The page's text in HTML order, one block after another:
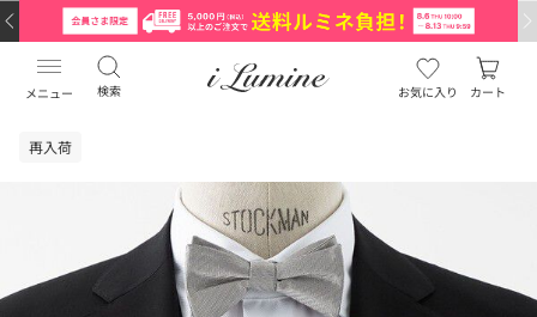
メニュー 検索 お気に入り カート
再入荷